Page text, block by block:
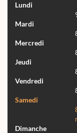
Lundi
Mardi
Mercredi
Jeudi
Vendredi
Samedi
Dimanche